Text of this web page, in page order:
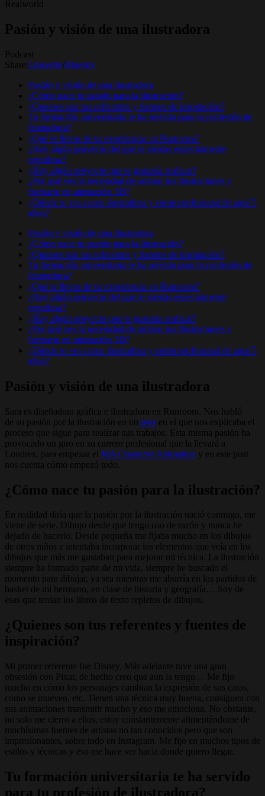
Realworld
Pasión y visión de una ilustradora
Podcast
Share: Linkedin Bluesky
Pasión y visión de una ilustradora
¿Cómo nace tu pasión para la ilustración?
¿Quienes son tus referentes y fuentes de inspiración?
Tu formación universitaria te ha servido para tu profesión de
ilustradora?
¿Qué te llevas de tu experiencia en Runroom?
¿Hay algún proyecto del que te sientas especialmente
orgullosa?
¿Hay algún proyecto que te gustaría realizar?
¿Por qué ves la necesidad de animar tus ilustraciones y
formarte en animación 3D?
¿Dónde te ves como ilustradora y como profesional de aquí 5
años?
Pasión y visión de una ilustradora
¿Cómo nace tu pasión para la ilustración?
¿Quienes son tus referentes y fuentes de inspiración?
Tu formación universitaria te ha servido para tu profesión de
ilustradora?
¿Qué te llevas de tu experiencia en Runroom?
¿Hay algún proyecto del que te sientas especialmente
orgullosa?
¿Hay algún proyecto que te gustaría realizar?
¿Por qué ves la necesidad de animar tus ilustraciones y
formarte en animación 3D?
¿Dónde te ves como ilustradora y como profesional de aquí 5
años?
Pasión y visión de una ilustradora
Sara es diseñadora gráfica e ilustradora en Runroom. Nos habló
de su pasión por la ilustración en un post en el que nos explicaba el
proceso que sigue para realizar sus trabajos. Esta misma pasión ha
provocado un giro en su carrera profesional que la llevará a
Londres, para empezar el MA Character Animation y en este post
nos cuenta cómo empezó todo.
¿Cómo nace tu pasión para la ilustración?
En realidad diría que la pasión por la ilustración nació conmigo, me
viene de serie. Dibujo desde que tengo uso de razón y nunca he
dejado de hacerlo. Desde pequeña me fijaba mucho en los dibujos
de otros niños e intentaba incorporar los elementos que veía en los
dibujos que más me gustaban para mejorar mi técnica. La ilustración
siempre ha formado parte de mi vida, siempre he buscado el
momento para dibujar, ya sea mientras me aburría en los partidos de
basket de mi hermano, en clase de historia y geografía… Soy de
esas que tenían los libros de texto repletos de dibujos.
¿Quienes son tus referentes y fuentes de
inspiración?
Mi primer referente fue Disney. Más adelante tuve una gran
obsesión con Pixar, de hecho creo que aun la tengo… Me fijo
mucho en cómo los personajes cambian la expresión de sus caras,
como se mueven, etc. Tienen una técnica muy buena, consiguen con
sus animaciones transmitir mucho y eso me emociona. No obstante,
no solo me cierro a ellos, estoy constantemente alimentándome de
muchísimas fuentes de artistas no tan conocidos pero que son
impresionantes, sobre todo en Instagram. Me fijo en muchos tipos de
estilos y técnicas y eso me hace ver hacia donde quiero llegar.
Tu formación universitaria te ha servido
para tu profesión de ilustradora?